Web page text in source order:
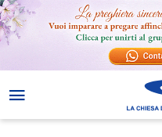
89. Dietro la paura di